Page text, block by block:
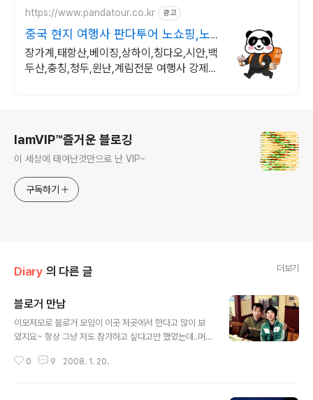
https://www.pandatour.co.kr 광고
중국 현지 여행사 판다투어 노쇼핑,노
옵션,노팁
장가계,태항산,베이징,상하이,칭다오,시안,백
두산,충칭,청두,윈난,계림전문 여행사 강제쇼
IamVIP™즐거운 블로깅
이 세상에 태여난것만으로 난 VIP~
구독하기
Diary 의 다른 글 더보기
블로거 만남
이모저모로 블로거 모임이 이곳 저곳에서 한다고 많이 보
았지요~ 항상 그냥 저도 참가하고 싶다고만 했었는데..머
과 만났습니다..저희들은 역시 블로그 통해서 알았습니다.
0 9 2008. 1. 20.